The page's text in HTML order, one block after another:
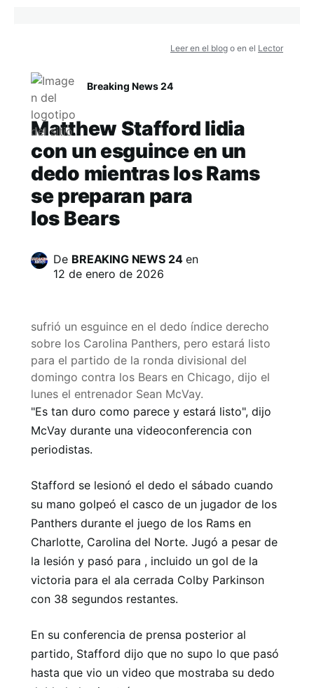
Leer en el blog o en el Lector
Breaking News 24
Matthew Stafford lidia
con un esguince en un
dedo mientras los Rams
se preparan para
los Bears
De BREAKING NEWS 24en
12 de enero de 2026
sufrió un esguince en el dedo índice derecho
sobre los Carolina Panthers, pero estará listo
para el partido de la ronda divisional del
domingo contra los Bears en Chicago, dijo el
lunes el entrenador Sean McVay.
"Es tan duro como parece y estará listo", dijo
McVay durante una videoconferencia con
periodistas.
Stafford se lesionó el dedo el sábado cuando
su mano golpeó el casco de un jugador de los
Panthers durante el juego de los Rams en
Charlotte, Carolina del Norte. Jugó a pesar de
la lesión y pasó para , incluido un gol de la
victoria para el ala cerrada Colby Parkinson
con 38 segundos restantes.
En su conferencia de prensa posterior al
partido, Stafford dijo que no supo lo que pasó
hasta que vio un video que mostraba su dedo